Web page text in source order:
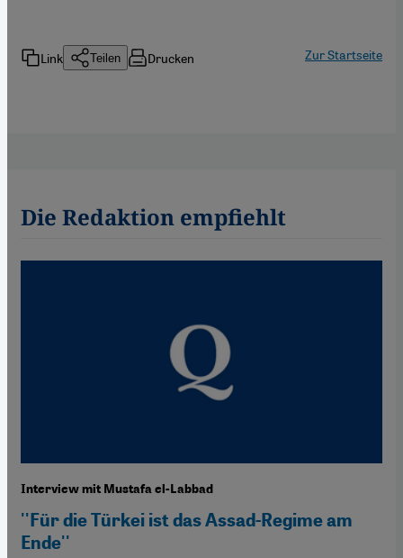
Link Teilen Drucken Zur Startseite
Die Redaktion empfiehlt
Interview mit Mustafa el-Labbad
''Für die Türkei ist das Assad-Regime am
Ende''